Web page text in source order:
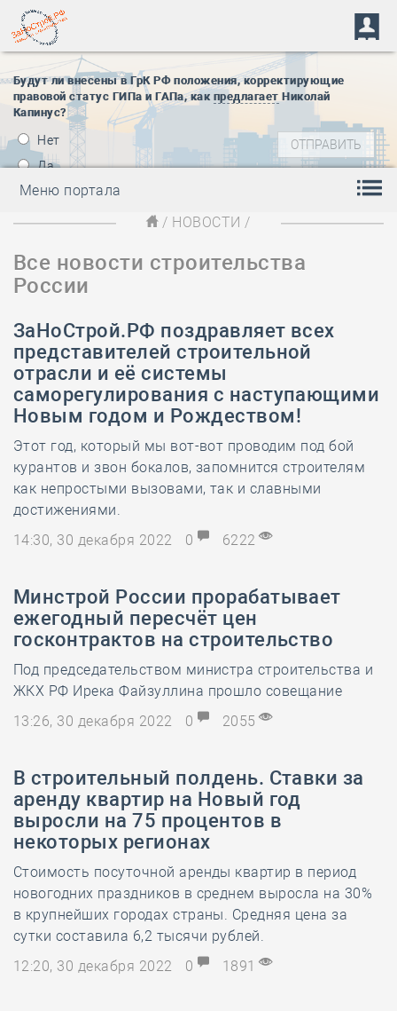
Будут ли внесены в ГрК РФ положения, корректирующие
правовой статус ГИПа и ГАПа, как предлагает Николай
Капинус?
Нет
Да
Меню портала
/ НОВОСТИ /
Все новости строительства
России
ЗаНоСтрой.РФ поздравляет всех
представителей строительной
отрасли и её системы
саморегулирования с наступающими
Новым годом и Рождеством!
Этот год, который мы вот-вот проводим под бой
курантов и звон бокалов, запомнится строителям
как непростыми вызовами, так и славными
достижениями.
14:30, 30 декабря 2022
0 6222
Минстрой России прорабатывает
ежегодный пересчёт цен
госконтрактов на строительство
Под председательством министра строительства и
ЖКХ РФ Ирека Файзуллина прошло совещание
13:26, 30 декабря 2022
0 2055
В строительный полдень. Ставки за
аренду квартир на Новый год
выросли на 75 процентов в
некоторых регионах
Стоимость посуточной аренды квартир в период
новогодних праздников в среднем выросла на 30%
в крупнейших городах страны. Средняя цена за
сутки составила 6,2 тысячи рублей.
12:20, 30 декабря 2022
0 1891